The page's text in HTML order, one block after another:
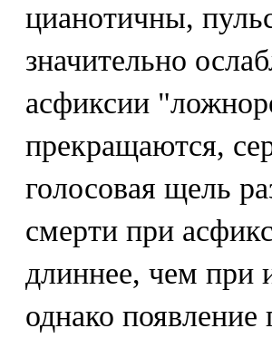
цианотичны,
значительно
асфиксии
прекращаются,
голосовая щель
смерти при
длиннее, чем при
однако